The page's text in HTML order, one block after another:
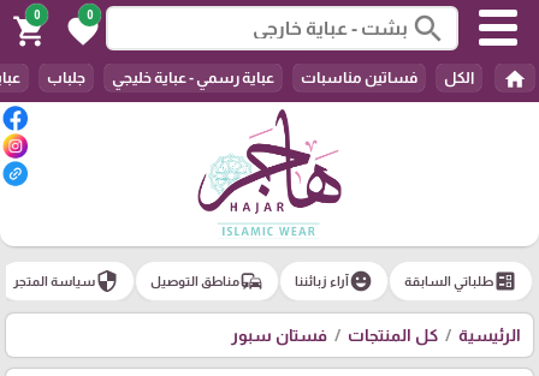
search
0
favorite
0
shopping_cart
home الكل فساتين مناسبات عباية رسمي - عباية خليجي جلباب
ballotطلباتي السابقة emoji_emotionsآراء زبائننا commuteمناطق التوصيل securityسياسة المتجر
الرئيسية كل المنتجات فستان سبور